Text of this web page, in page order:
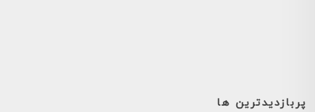
پربازدیدترین ها